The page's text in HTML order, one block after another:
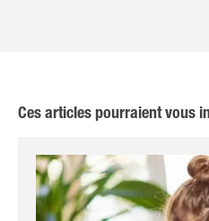
Ces articles pourraient vous